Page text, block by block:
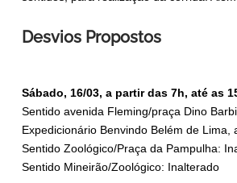
Desvios Propostos
Sábado, 16/03, a partir das 7h, até as
Sentido avenida Fleming/praça Dino
Expedicionário Benvindo Belém de
Sentido Zoológico/Praça da Pampulha:
Sentido Mineirão/Zoológico: Inalterado